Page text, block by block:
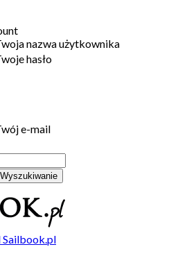
nazwa użytkownika
hasło
e-mail
Sailbook.pl